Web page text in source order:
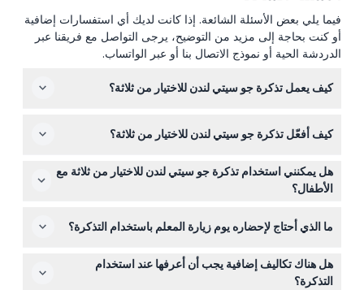
فيما يلي بعض الأسئلة الشائعة. إذا كانت لديك أي استفسارات إضافية
أو كنت بحاجة إلى مزيد من التوضيح، يرجى التواصل مع فريقنا عبر
الدردشة الحية أو نموذج الاتصال بنا أو عبر الواتساب.
كيف يعمل تذكرة جو سيتي لندن للاختيار من ثلاثة؟
في لندن، وتكون صالحة لمدة 30 يومًا من أول استخدام، مما
كيف أفعّل تذكرة جو سيتي لندن للاختيار من ثلاثة؟
تُفعّل تذكرتك تلقائيًا عند دخولك لأول معلم تختاره، ويبدأ من هذه
اللحظة فترة الصلاحية التي تدوم 30 يومًا.
هل يمكنني استخدام تذكرة جو سيتي لندن للاختيار من ثلاثة مع
الأطفال؟
تذاكر البالغين الأعمار من 16 إلى 99 سنة.
ما الذي أحتاج لإحضاره يوم زيارة المعلم باستخدام التذكرة؟
ما عليك سوى إحضار تذكرتك الرقمية على هاتفك أو نسخة
مطبوعة للدخول بسهولة - لا حاجة لتذاكر ورقية.
هل هناك تكاليف إضافية يجب أن أعرفها عند استخدام
التذكرة؟